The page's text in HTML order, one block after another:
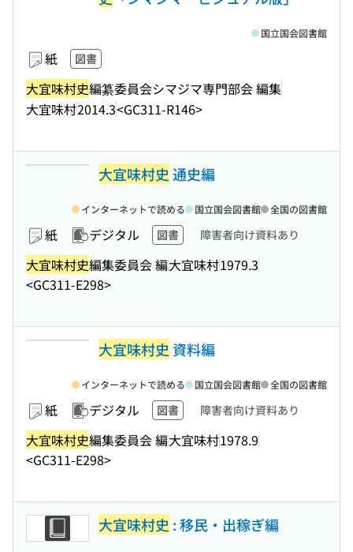
紙 図書
大宜味村史編纂委員会シマジマ専門部会 編集
大宜味村2014.3<GC311-R146>
国立国会図書館
大宜味村史 通史編
紙 デジタル 図書 障害者向け資料あり
大宜味村史編集委員会 編大宜味村1979.3
<GC311-E298>
インターネットで読める 国立国会図書館 全国の図書館
大宜味村史 資料編
紙 デジタル 図書 障害者向け資料あり
大宜味村史編集委員会 編大宜味村1978.9
<GC311-E298>
インターネットで読める 国立国会図書館 全国の図書館
大宜味村史 : 移民・出稼ぎ編